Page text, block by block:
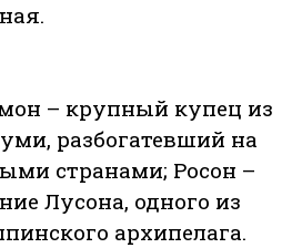
– крупный купец из
разбогатевший на
странами; Росон –
Лусона, одного из
архипелага.